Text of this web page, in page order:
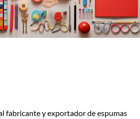
fabricante y exportador de espumas